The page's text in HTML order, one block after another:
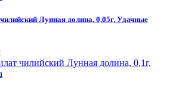
Лунная долина, 0,05г, Удачные